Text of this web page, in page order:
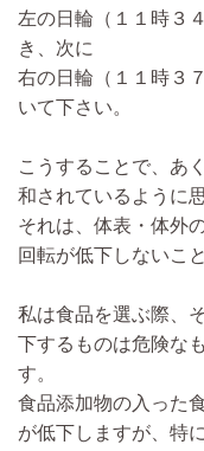
左の日輪（１１時３
き、次に
右の日輪（１１時３
いて下さい。
こうすることで、あ
和されているように
それは、体表・体外
回転が低下しないこ
私は食品を選ぶ際、
下するものは危険な
す。
食品添加物の入った
が低下しますが、特